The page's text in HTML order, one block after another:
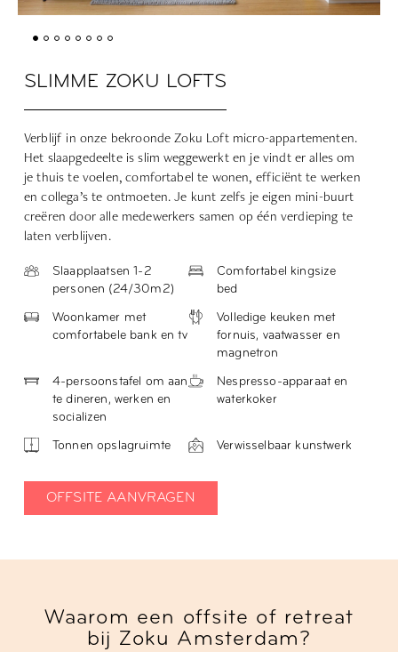
SLIMME ZOKU LOFTS
Verblijf in onze bekroonde Zoku Loft micro-appartementen.
Het slaapgedeelte is slim weggewerkt en je vindt er alles om
je thuis te voelen, comfortabel te wonen, efficiënt te werken
en collega’s te ontmoeten. Je kunt zelfs je eigen mini-buurt
creëren door alle medewerkers samen op één verdieping te
laten verblijven.
Slaapplaatsen 1-2
personen (24/30m2)
Comfortabel kingsize
bed
Woonkamer met
comfortabele bank en tv
Volledige keuken met
fornuis, vaatwasser en
magnetron
4-persoonstafel om aan
te dineren, werken en
socializen
Nespresso-apparaat en
waterkoker
Tonnen opslagruimte Verwisselbaar kunstwerk
OFFSITE AANVRAGEN
Waarom een offsite of retreat
bij Zoku Amsterdam?